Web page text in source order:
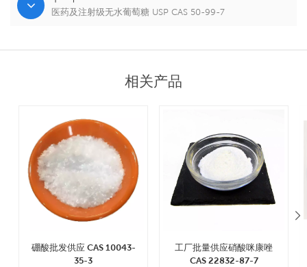
医药及注射级无水葡萄糖 USP CAS 50-99-7
相关产品
硼酸批发供应 CAS 10043-
35-3
工厂批量供应硝酸咪康唑
CAS 22832-87-7